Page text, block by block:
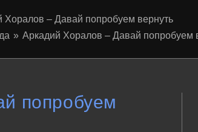
Хоралов – Давай попробуем вернуть
» Аркадий Хоралов – Давай попробуем
попробуем